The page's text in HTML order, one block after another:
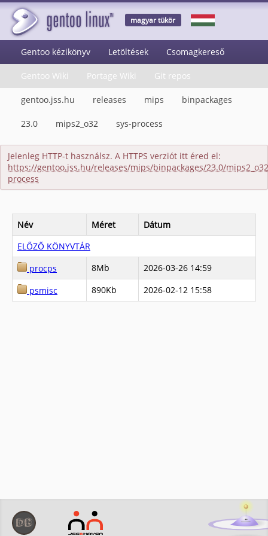
magyar tükör
Gentoo kézikönyv Letöltések Csomagkereső
Gentoo Wiki Portage Wiki Git repos
gentoo.jss.hu releases mips binpackages
23.0 mips2_o32 sys-process
Jelenleg HTTP-t használsz. A HTTPS verziót itt éred el:
https://gentoo.jss.hu/releases/mips/binpackages/23.0/
process
Név Méret
Dátum
ELŐZŐ KÖNYVTÁR
procps
8Mb
2026-03-26 14:59
psmisc
890Kb 2026-02-12 15:58